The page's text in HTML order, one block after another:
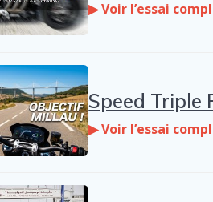
▶ Voir l’essai
Speed Triple
▶ Voir l’essai